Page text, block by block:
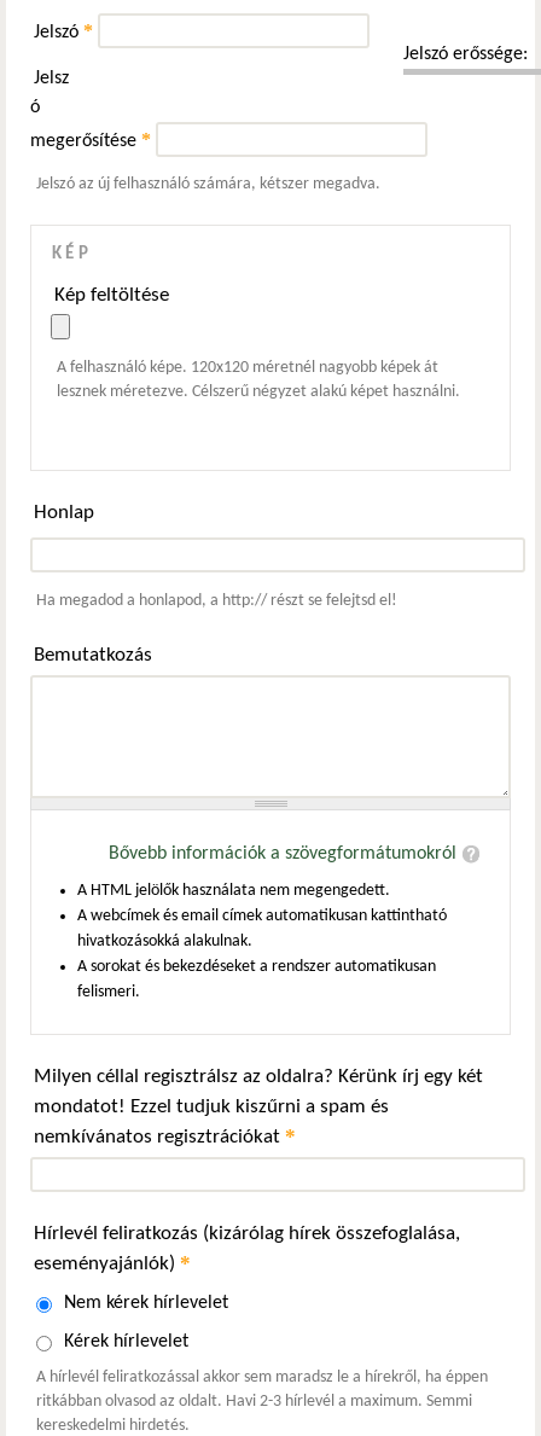
Jelszó erőssége:
Jelszó *
Jelsz
ó
megerősítése *
Jelszó az új felhasználó számára, kétszer megadva.
KÉP
Kép feltöltése
A felhasználó képe. 120x120 méretnél nagyobb képek át
lesznek méretezve. Célszerű négyzet alakú képet használni.
Honlap
Ha megadod a honlapod, a http:// részt se felejtsd el!
Bemutatkozás
Bővebb információk a szövegformátumokról
A HTML jelölők használata nem megengedett.
A webcímek és email címek automatikusan kattintható
hivatkozásokká alakulnak.
A sorokat és bekezdéseket a rendszer automatikusan
felismeri.
Milyen céllal regisztrálsz az oldalra? Kérünk írj egy két
mondatot! Ezzel tudjuk kiszűrni a spam és
nemkívánatos regisztrációkat *
Hírlevél feliratkozás (kizárólag hírek összefoglalása,
eseményajánlók) *
Nem kérek hírlevelet
Kérek hírlevelet
A hírlevél feliratkozással akkor sem maradsz le a hírekről, ha éppen
ritkábban olvasod az oldalt. Havi 2-3 hírlevél a maximum. Semmi
kereskedelmi hirdetés.